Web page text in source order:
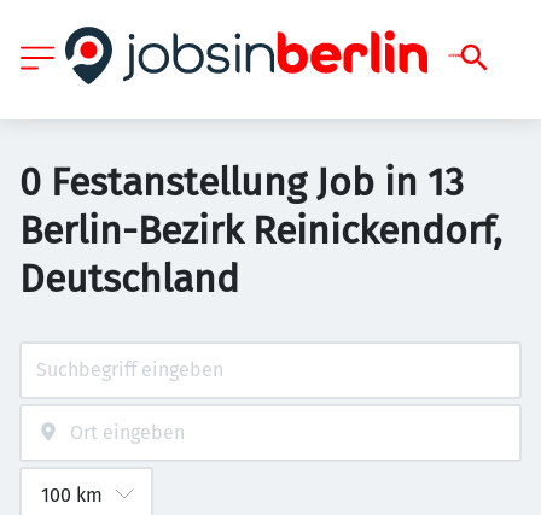
0 Festanstellung Job in 13
Berlin-Bezirk Reinickendorf,
Deutschland